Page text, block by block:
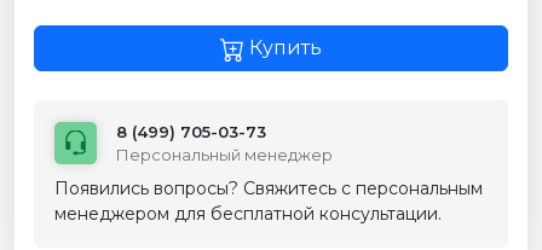
Купить
8 (499) 705-03-73
Персональный менеджер
Появились вопросы? Свяжитесь с персональным
менеджером для бесплатной консультации.